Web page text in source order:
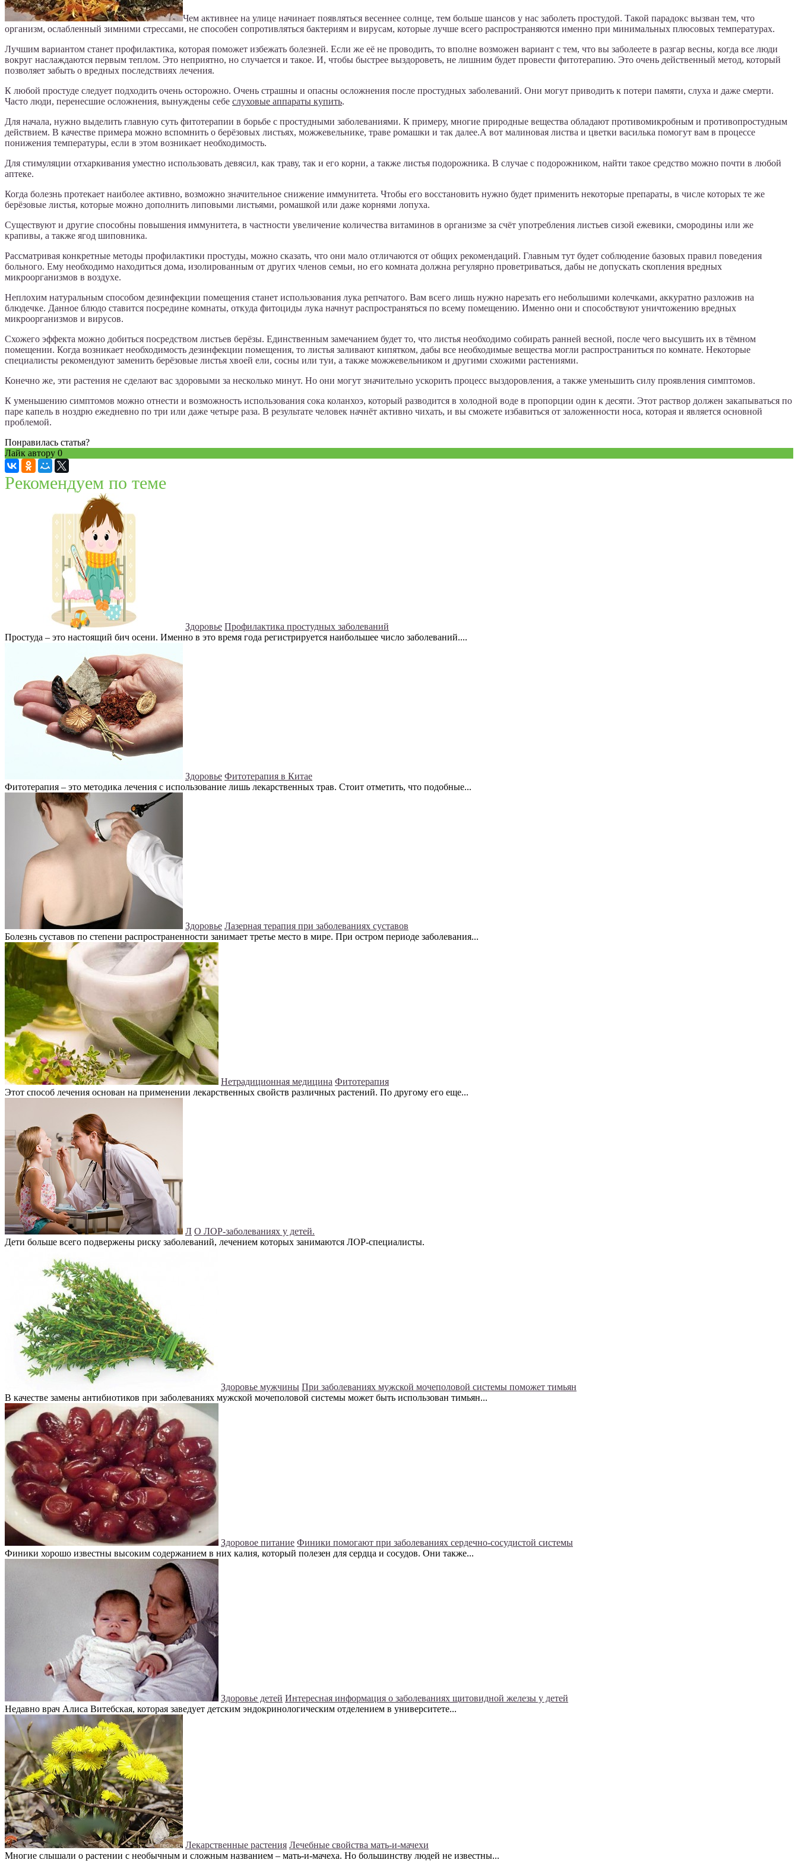
Чем активнее на улице начинает появляться весеннее солнце, тем больше шансов у нас заболеть простудой. Такой парадокс вызван тем, что
организм, ослабленный зимними стрессами, не способен сопротивляться бактериям и вирусам, которые лучше всего распространяются именно при минимальных плюсовых температурах.
Лучшим вариантом станет профилактика, которая поможет избежать болезней. Если же её не проводить, то вполне возможен вариант с тем, что вы заболеете в разгар весны, когда все люди
вокруг наслаждаются первым теплом. Это неприятно, но случается и такое. И, чтобы быстрее выздороветь, не лишним будет провести фитотерапию. Это очень действенный метод, который
позволяет забыть о вредных последствиях лечения.
К любой простуде следует подходить очень осторожно. Очень страшны и опасны осложнения после простудных заболеваний. Они могут приводить к потери памяти, слуха и даже смерти.
Часто люди, перенесшие осложнения, вынуждены себе слуховые аппараты купить.
Для начала, нужно выделить главную суть фитотерапии в борьбе с простудными заболеваниями. К примеру, многие природные вещества обладают противомикробным и противопростудным
действием. В качестве примера можно вспомнить о берёзовых листьях, можжевельнике, траве ромашки и так далее.А вот малиновая листва и цветки василька помогут вам в процессе
понижения температуры, если в этом возникает необходимость.
Для стимуляции отхаркивания уместно использовать девясил, как траву, так и его корни, а также листья подорожника. В случае с подорожником, найти такое средство можно почти в любой
аптеке.
Когда болезнь протекает наиболее активно, возможно значительное снижение иммунитета. Чтобы его восстановить нужно будет применить некоторые препараты, в числе которых те же
берёзовые листья, которые можно дополнить липовыми листьями, ромашкой или даже корнями лопуха.
Существуют и другие способны повышения иммунитета, в частности увеличение количества витаминов в организме за счёт употребления листьев сизой ежевики, смородины или же
крапивы, а также ягод шиповника.
Рассматривая конкретные методы профилактики простуды, можно сказать, что они мало отличаются от общих рекомендаций. Главным тут будет соблюдение базовых правил поведения
больного. Ему необходимо находиться дома, изолированным от других членов семьи, но его комната должна регулярно проветриваться, дабы не допускать скопления вредных
микроорганизмов в воздухе.
Неплохим натуральным способом дезинфекции помещения станет использования лука репчатого. Вам всего лишь нужно нарезать его небольшими колечками, аккуратно разложив на
блюдечке. Данное блюдо ставится посредине комнаты, откуда фитоциды лука начнут распространяться по всему помещению. Именно они и способствуют уничтожению вредных
микроорганизмов и вирусов.
Схожего эффекта можно добиться посредством листьев берёзы. Единственным замечанием будет то, что листья необходимо собирать ранней весной, после чего высушить их в тёмном
помещении. Когда возникает необходимость дезинфекции помещения, то листья заливают кипятком, дабы все необходимые вещества могли распространиться по комнате. Некоторые
специалисты рекомендуют заменить берёзовые листья хвоей ели, сосны или туи, а также можжевельником и другими схожими растениями.
Конечно же, эти растения не сделают вас здоровыми за несколько минут. Но они могут значительно ускорить процесс выздоровления, а также уменьшить силу проявления симптомов.
К уменьшению симптомов можно отнести и возможность использования сока коланхоэ, который разводится в холодной воде в пропорции один к десяти. Этот раствор должен закапываться по
паре капель в ноздрю ежедневно по три или даже четыре раза. В результате человек начнёт активно чихать, и вы сможете избавиться от заложенности носа, которая и является основной
проблемой.
Понравилась статья?
Лайк автору 0
Рекомендуем по теме
Здоровье Профилактика простудных заболеваний
Простуда – это настоящий бич осени. Именно в это время года регистрируется наибольшее число заболеваний....
Здоровье Фитотерапия в Китае
Фитотерапия – это методика лечения с использование лишь лекарственных трав. Стоит отметить, что подобные...
Здоровье Лазерная терапия при заболеваниях суставов
Болезнь суставов по степени распространенности занимает третье место в мире. При остром периоде заболевания...
Нетрадиционная медицина Фитотерапия
Этот способ лечения основан на применении лекарственных свойств различных растений. По другому его еще...
Л О ЛОР-заболеваниях у детей.
Дети больше всего подвержены риску заболеваний, лечением которых занимаются ЛОР-специалисты.
Здоровье мужчины При заболеваниях мужской мочеполовой системы поможет тимьян
В качестве замены антибиотиков при заболеваниях мужской мочеполовой системы может быть использован тимьян...
Здоровое питание Финики помогают при заболеваниях сердечно-сосудистой системы
Финики хорошо известны высоким содержанием в них калия, который полезен для сердца и сосудов. Они также...
Здоровье детей Интересная информация о заболеваниях щитовидной железы у детей
Недавно врач Алиса Витебская, которая заведует детским эндокринологическим отделением в университете...
Лекарственные растения Лечебные свойства мать-и-мачехи
Многие слышали о растении с необычным и сложным названием – мать-и-мачеха. Но большинству людей не известны...